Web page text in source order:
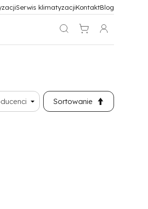
Serwis klimatyzacjiKontaktBlog
Sortowanie